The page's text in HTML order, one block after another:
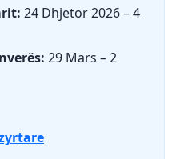
24 Dhjetor 2026 – 4
29 Mars – 2